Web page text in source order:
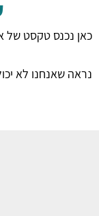
כאן נכנס טקסט של
נראה שאנחנו לא